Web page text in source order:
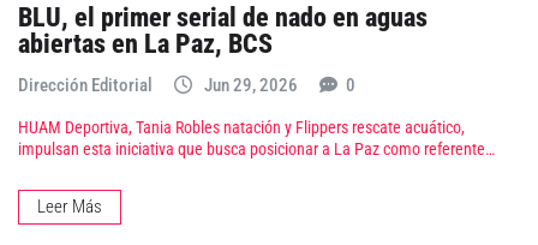
BLU, el primer serial de nado en aguas
abiertas en La Paz, BCS
Dirección Editorial Jun 29, 2026 0
HUAM Deportiva, Tania Robles natación y Flippers rescate acuático,
impulsan esta iniciativa que busca posicionar a La Paz como referente…
Leer Más